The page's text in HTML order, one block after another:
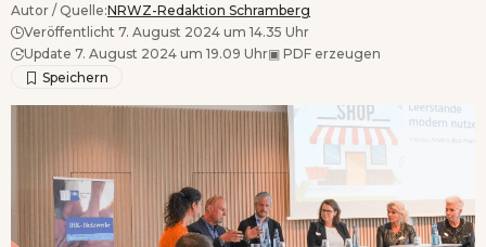
Autor / Quelle:NRWZ-Redaktion Schramberg
Veröffentlicht 7. August 2024 um 14.35 Uhr
Update 7. August 2024 um 19.09 Uhr▣ PDF erzeugen